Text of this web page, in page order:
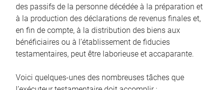
des passifs de la personne décédée à la préparation et
à la production des déclarations de revenus finales et,
en fin de compte, à la distribution des biens aux
bénéficiaires ou à l’établissement de fiducies
testamentaires, peut être laborieuse et accaparante.
Voici quelques-unes des nombreuses tâches que